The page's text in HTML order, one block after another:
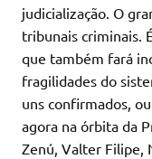
judicialização. O
tribunais criminais.
que também fará
fragilidades do
uns confirmados,
agora na órbita da
Zenú, Valter Filipe,